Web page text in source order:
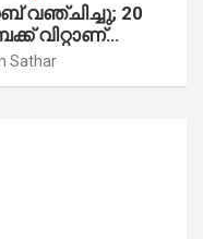
വഞ്ചിച്ചു; 20
വിറ്റാണ്
ഇപ്പോള്‍
Sathar